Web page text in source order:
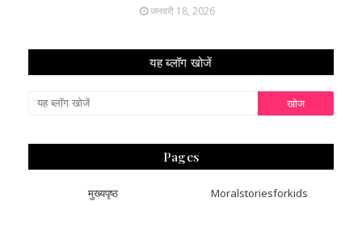
जनवरी 18, 2026
यह ब्लॉग खोजें
Pages
मुख्यपृष्ठ Moralstoriesforkids